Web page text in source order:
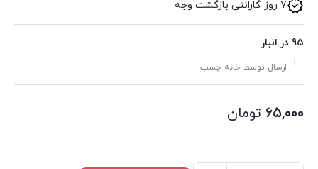
7 روز گارانتی بازگشت وجه
95 در انبار
ارسال توسط خانه چسب
۶۵,۰۰۰ تومان